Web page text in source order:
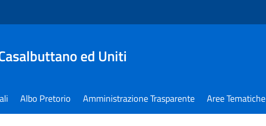
ed Uniti
Albo Pretorio Amministrazione Trasparente Aree Tematiche